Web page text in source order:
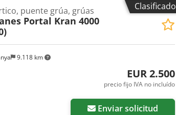
Clasificado
9.118 km
puente grúa, grúas
Portal Kran 4000
EUR 2.500
precio fijo IVA no incluído
Enviar solicitud